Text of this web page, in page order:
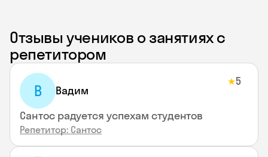
Отзывы учеников о занятиях с
репетитором
В Вадим
★5
Сантос радуется успехам студентов
Репетитор: Сантос